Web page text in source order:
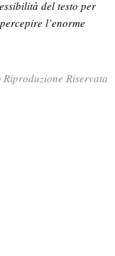
del testo per
l’enorme
Riservata